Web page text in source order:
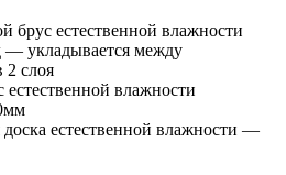
брус естественной влажности
— укладывается между
2 слоя
влажности
естественной влажности —